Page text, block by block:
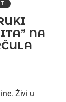
NA
Živi u